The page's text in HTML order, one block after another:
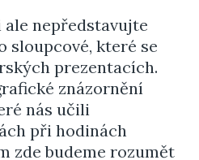
ale nepředstavujte
sloupcové, které se
prezentacích.
znázornění
nás učili
při hodinách
zde budeme rozumět